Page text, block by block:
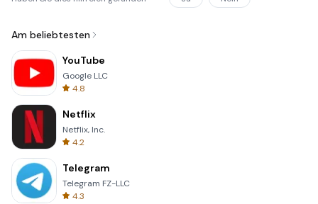
Am beliebtesten
YouTube
Google LLC
4.8
Netflix
Netflix, Inc.
4.2
Telegram
Telegram FZ-LLC
4.3